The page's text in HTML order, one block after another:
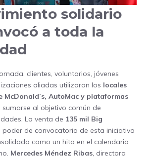
solidario
a toda la
clientes, voluntarios, jóvenes
aliadas utilizaron los locales
McDonald’s, AutoMac y plataformas
al objetivo común de
La venta de 135 mil Big
poder de convocatoria de esta iniciativa
como un hito en el calendario
Mercedes Méndez Ribas, directora